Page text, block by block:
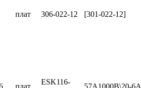
плат 306-022-12 [301-022-12]
плат
ESK116-
57А1000В\20-